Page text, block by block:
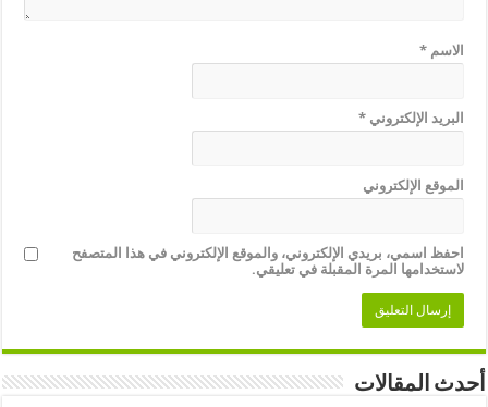
الاسم*
البريد الإلكتروني*
الموقع الإلكتروني
احفظ اسمي، بريدي الإلكتروني، والموقع الإلكتروني في هذا المتصفح
لاستخدامها المرة المقبلة في تعليقي.
أحدث المقالات